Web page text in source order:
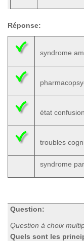
Réponse:
syndrome
état
troubles
syndrome
Question:
Question à choix
Quels sont les